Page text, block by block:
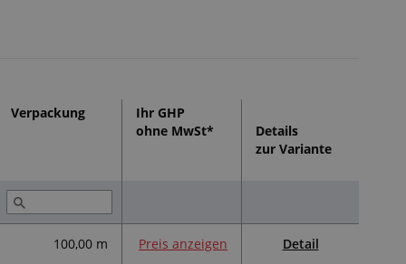
Formen verkleben oder vulkanisieren
Armierung aus nichtrostendem Stahl lieferbar
Verpackung
Ihr GHP
ohne MwSt*
Details
zur Variante
100,00 m Preis anzeigen Detail